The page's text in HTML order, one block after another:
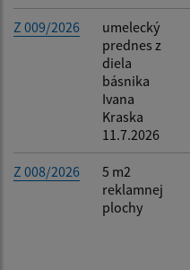
Z 009/2026
umelecký
prednes z
diela
básnika
Ivana
Kraska
11.7.2026
Z 008/2026
5 m2
reklamnej
plochy